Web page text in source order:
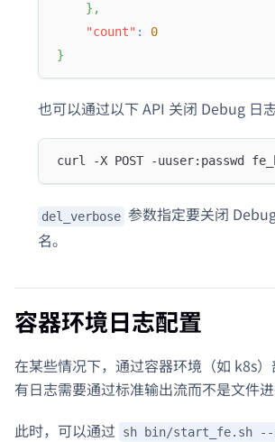
} ,
"count" :
0
}
也可以通过以下 API 关闭 Debug 日志
curl -X POST -uuser:passwd
del_verbose 参数指定要关闭
名。
容器环境日志配置
在某些情况下，通过容器环境（如 k8s
有日志需要通过标准输出流而不是文件进
此时，可以通过
sh bin/start_fe.sh --